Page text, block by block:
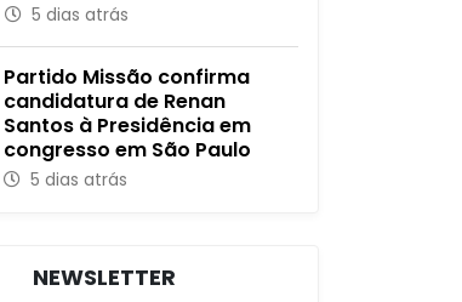
5 dias atrás
Partido Missão confirma
candidatura de Renan
Santos à Presidência em
congresso em São Paulo
5 dias atrás
NEWSLETTER